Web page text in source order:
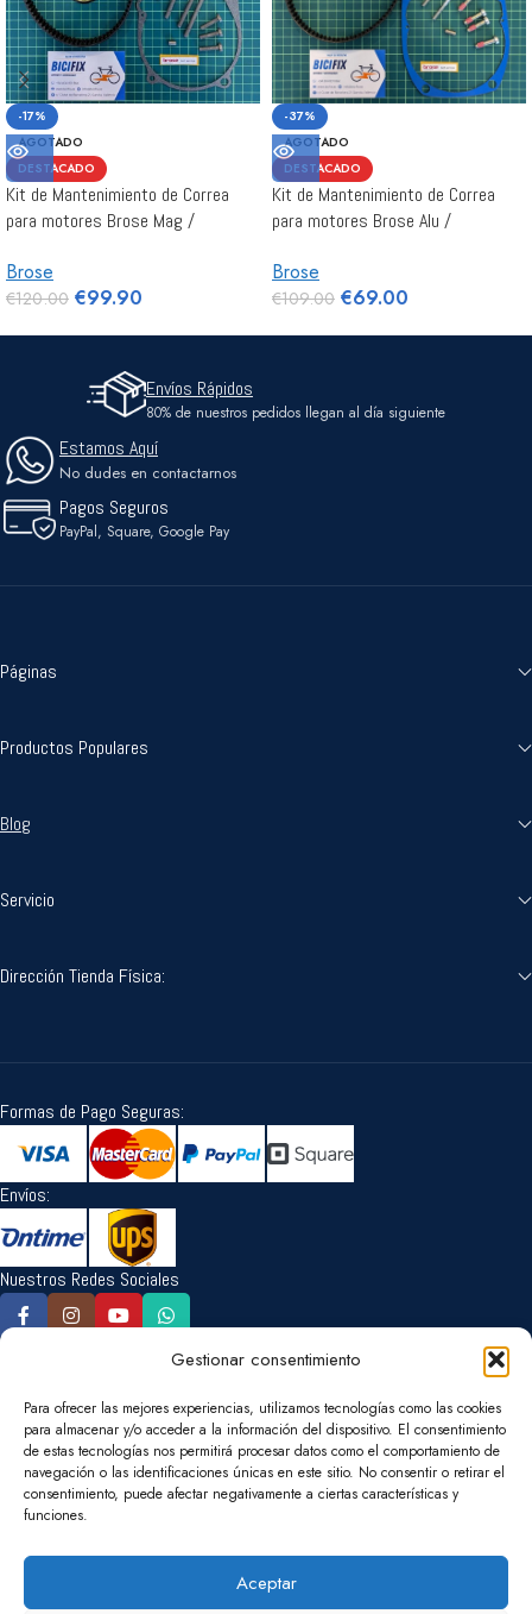
Gestionar consentimiento
Para ofrecer las mejores experiencias, utilizamos tecnologías como las cookies
para almacenar y/o acceder a la información del dispositivo. El consentimiento
de estas tecnologías nos permitirá procesar datos como el comportamiento de
navegación o las identificaciones únicas en este sitio. No consentir o retirar el
consentimiento, puede afectar negativamente a ciertas características y
funciones.
Aceptar
-17%
AGOTADO
DESTACADO
Kit de Mantenimiento de Correa
para motores Brose Mag /
Brose
€120.00 €99.90
-37%
AGOTADO
DESTACADO
Kit de Mantenimiento de Correa
para motores Brose Alu /
Brose
€109.00 €69.00
Envíos Rápidos
80% de nuestros pedidos llegan al día siguiente
Estamos Aquí
No dudes en contactarnos
Pagos Seguros
PayPal, Square, Google Pay
Páginas
Productos Populares
Blog
Servicio
Dirección Tienda Física:
Formas de Pago Seguras:
Envíos:
Nuestros Redes Sociales
Cambiar la Moneda:
Cambiar País de Entrega: